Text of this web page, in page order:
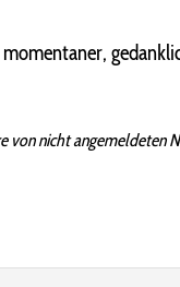
von nicht angemeldeten